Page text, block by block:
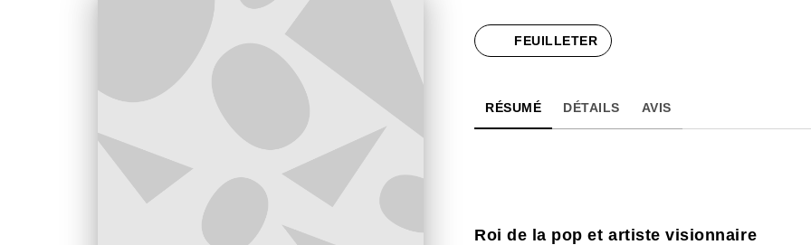
FEUILLETER
RÉSUMÉ DÉTAILS AVIS
Roi de la pop et artiste visionnaire